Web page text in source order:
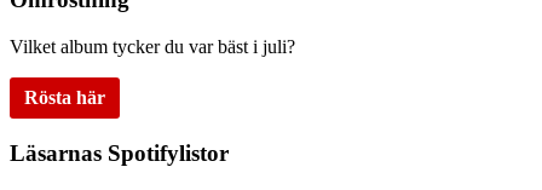
Vilket album tycker du var bäst i juli?
Rösta här
Läsarnas Spotifylistor